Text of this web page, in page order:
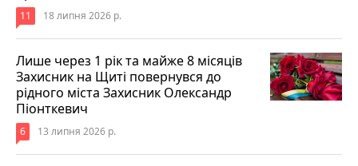
11 18 липня 2026 р.
Лише через 1 рік та майже 8 місяців
Захисник на Щиті повернувся до
рідного міста Захисник Олександр
Піонткевич
6 13 липня 2026 р.